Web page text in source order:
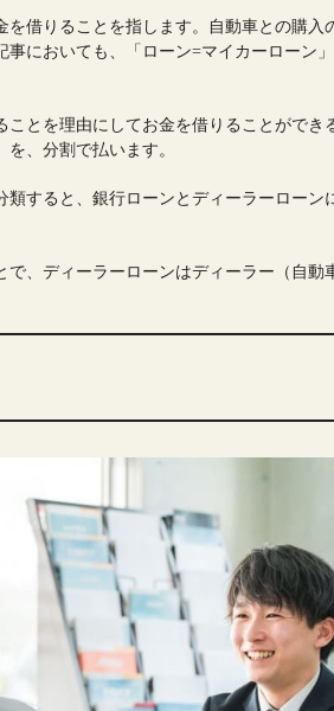
借りることを指します。自動車との購入
においても、「ローン=マイカーローン
とを理由にしてお金を借りることができ
、分割で払います。
すると、銀行ローンとディーラーローン
、ディーラーローンはディーラー（自動